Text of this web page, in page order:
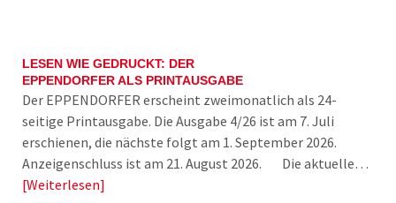
LESEN WIE GEDRUCKT: DER
EPPENDORFER ALS PRINTAUSGABE
Der EPPENDORFER erscheint zweimonatlich als 24-
seitige Printausgabe. Die Ausgabe 4/26 ist am 7. Juli
erschienen, die nächste folgt am 1. September 2026.
Anzeigenschluss ist am 21. August 2026. Die aktuelle…
Weiterlesen